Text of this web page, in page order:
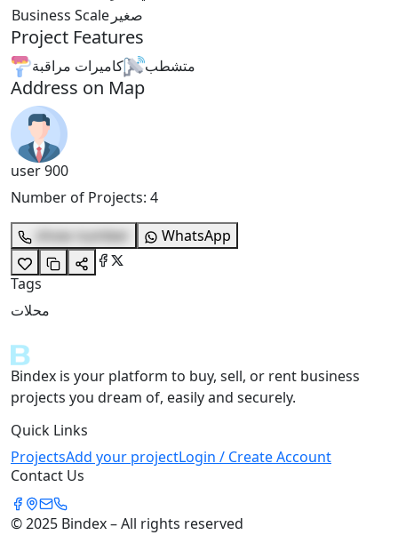
Business Scale صغير
Project Features
متشطب كاميرات مراقبة
Address on Map
user 900
Number of Projects: 4
show number
WhatsApp
Tags
محلات
Bindex is your platform to buy, sell, or rent business
projects you dream of, easily and securely.
Quick Links
ProjectsAdd your projectLogin / Create Account
Contact Us
© 2025 Bindex – All rights reserved